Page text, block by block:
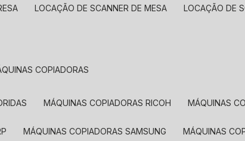
LOCAÇÃO DE SCANNER DE MESA LOCAÇÃO DE
COPIADORAS
MÁQUINAS COPIADORAS RICOH MÁQUINAS
MÁQUINAS COPIADORAS SAMSUNG MÁQUINAS